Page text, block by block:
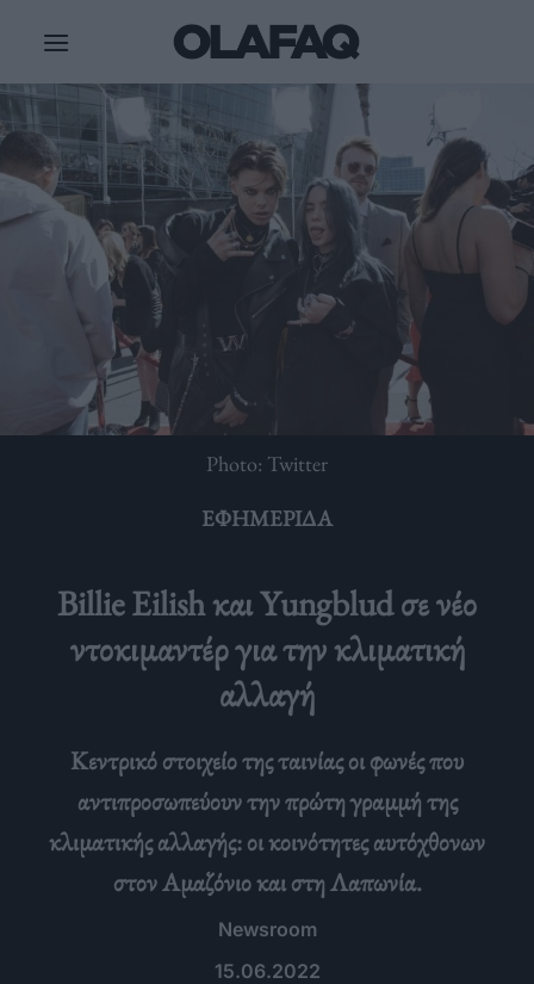
Photo: Twitter
ΕΦΗΜΕΡΊΔΑ
Billie Eilish και Yungblud σε νέο
ντοκιμαντέρ για την κλιματική
αλλαγή
Κεντρικό στοιχείο της ταινίας οι φωνές που
αντιπροσωπεύουν την πρώτη γραμμή της
κλιματικής αλλαγής: οι κοινότητες αυτόχθονων
στον Αμαζόνιο και στη Λαπωνία.
Newsroom
15.06.2022